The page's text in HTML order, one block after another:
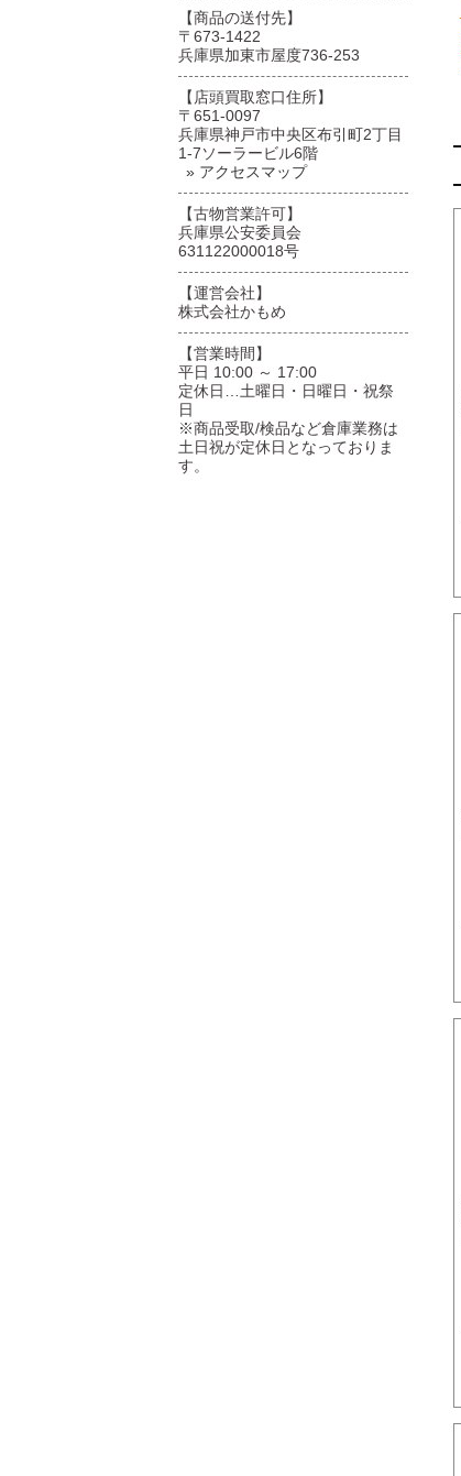
【商品の送付先】
〒673-1422
兵庫県加東市屋度736-253
【店頭買取窓口住所】
〒651-0097
兵庫県神戸市中央区布引町2丁目
1-7ソーラービル6階
» アクセスマップ
【古物営業許可】
兵庫県公安委員会
631122000018号
【運営会社】
株式会社かもめ
【営業時間】
平日 10:00 ～ 17:00
定休日…土曜日・日曜日・祝祭
日
※商品受取/検品など倉庫業務は
土日祝が定休日となっておりま
す。